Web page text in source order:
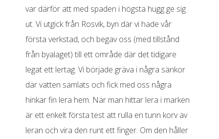
var därför att med spaden i högsta hugg ge sig
ut. Vi utgick från Rosvik, byn där vi hade vår
första verkstad, och begav oss (med tillstånd
från byalaget) till ett område där det tidigare
legat ett lertag. Vi började gräva i några sänkor
där vatten samlats och fick med oss några
hinkar fin lera hem. När man hittar lera i marken
är ett enkelt första test att rulla en tunn korv av
leran och vira den runt ett finger. Om den håller